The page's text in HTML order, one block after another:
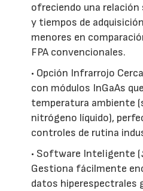
ofreciendo una
y tiempos de
menores en
FPA convencionales.
• Opción Infrarrojo
con módulos InGaAs
temperatura ambiente
nitrógeno líquido),
controles de rutina
• Software Inteligente (
Gestiona fácilmente
datos hiperespectrales